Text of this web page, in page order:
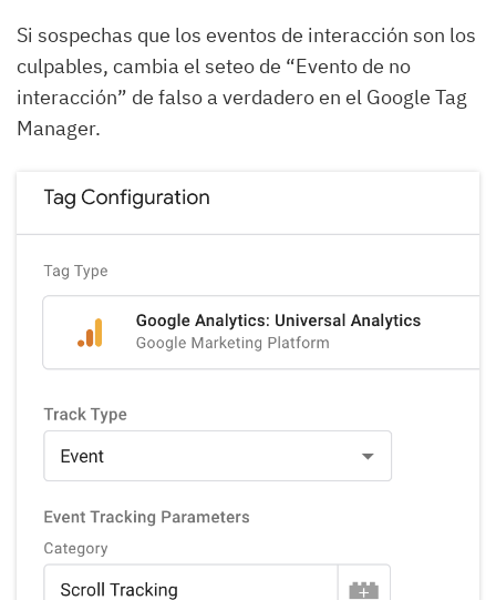
Si sospechas que los eventos de interacción son los
culpables, cambia el seteo de “Evento de no
interacción” de falso a verdadero en el Google Tag
Manager.